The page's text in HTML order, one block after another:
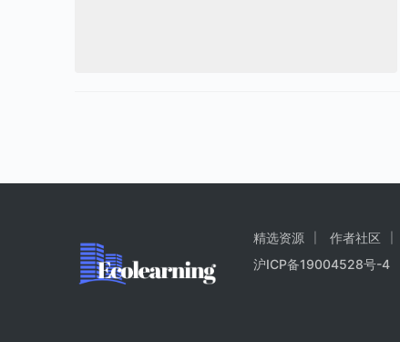
精选资源 作者社区
沪ICP备19004528号-4